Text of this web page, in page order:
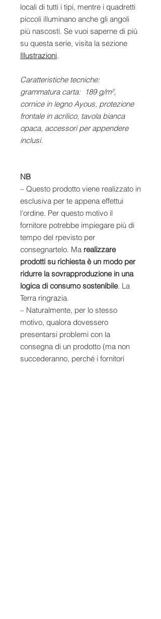
locali di tutti i tipi, mentre i quadretti
piccoli illuminano anche gli angoli
più nascosti. Se vuoi saperne di più
su questa serie, visita la sezione
Illustrazioni.
Caratteristiche tecniche:
grammatura carta: 189 g/m²,
cornice in legno Ayous, protezione
frontale in acrilico, tavola bianca
opaca, accessori per appendere
inclusi.
NB
– Questo prodotto viene realizzato in
esclusiva per te appena effettui
l'ordine. Per questo motivo il
fornitore potrebbe impiegare più di
tempo del rpevisto per
consegnartelo. Ma realizzare
prodotti su richiesta è un modo per
ridurre la sovrapproduzione in una
logica di consumo sostenibile. La
Terra ringrazia.
– Naturalmente, per lo stesso
motivo, qualora dovessero
presentarsi problemi con la
consegna di un prodotto (ma non
succederanno, perché i fornitori